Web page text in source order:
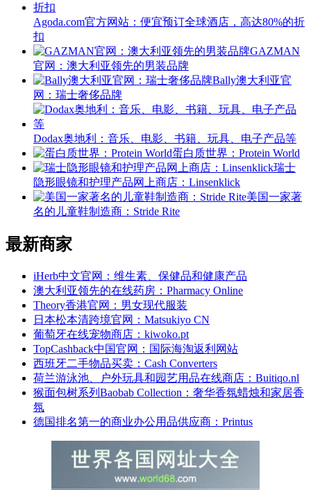
Agoda.com官方网站：便宜预订全球酒店，高达80%的折
扣
GAZMAN
官网：澳大利亚领先的男装品牌
Bally澳大利亚官
网：瑞士奢侈品牌
Dodax奥地利：音乐、电影、书籍、玩具、电子产品等
蛋白质世界：Protein World
瑞士
隐形眼镜和护理产品网上商店：Linsenklick
美国一家著
名的儿童鞋制造商：Stride Rite
最新商家
iHerb中文官网：维生素、保健品和健康产品
澳大利亚领先的在线药房：Pharmacy Online
Theory香港官网：男女现代服装
日本松本清跨境官网：Matsukiyo CN
葡萄牙在线宠物商店：kiwoko.pt
TopCashback中国官网：国际海淘返利网站
西班牙二手物品买卖：Cash Converters
荷兰游泳池、户外玩具和园艺用品在线商店：Buitiqo.nl
猴面包树系列Baobab Collection：奢华香氛蜡烛和家居香
氛
德国排名第一的商业办公用品供应商：Printus